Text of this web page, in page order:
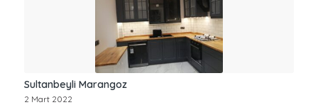
Sultanbeyli Marangoz
2 Mart 2022